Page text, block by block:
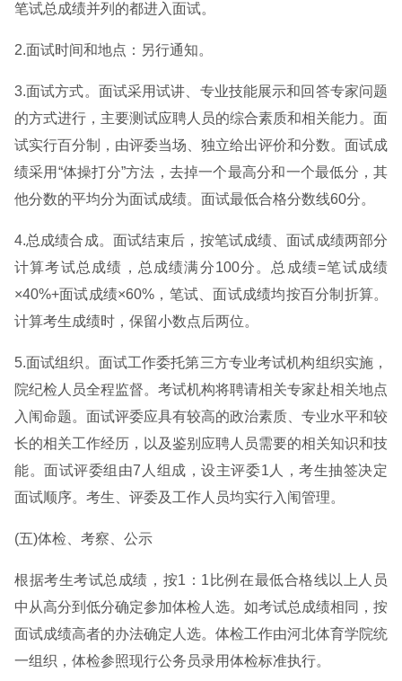
笔试总成绩并列的都进入面试。
2.面试时间和地点：另行通知。
3.面试方式。面试采用试讲、专业技能展示和回答专家问题
的方式进行，主要测试应聘人员的综合素质和相关能力。面
试实行百分制，由评委当场、独立给出评价和分数。面试成
绩采用“体操打分”方法，去掉一个最高分和一个最低分，其
他分数的平均分为面试成绩。面试最低合格分数线60分。
4.总成绩合成。面试结束后，按笔试成绩、面试成绩两部分
计算考试总成绩，总成绩满分100分。总成绩=笔试成绩
×40%+面试成绩×60%，笔试、面试成绩均按百分制折算。
计算考生成绩时，保留小数点后两位。
5.面试组织。面试工作委托第三方专业考试机构组织实施，
院纪检人员全程监督。考试机构将聘请相关专家赴相关地点
入闱命题。面试评委应具有较高的政治素质、专业水平和较
长的相关工作经历，以及鉴别应聘人员需要的相关知识和技
能。面试评委组由7人组成，设主评委1人，考生抽签决定
面试顺序。考生、评委及工作人员均实行入闱管理。
(五)体检、考察、公示
根据考生考试总成绩，按1：1比例在最低合格线以上人员
中从高分到低分确定参加体检人选。如考试总成绩相同，按
面试成绩高者的办法确定人选。体检工作由河北体育学院统
一组织，体检参照现行公务员录用体检标准执行。